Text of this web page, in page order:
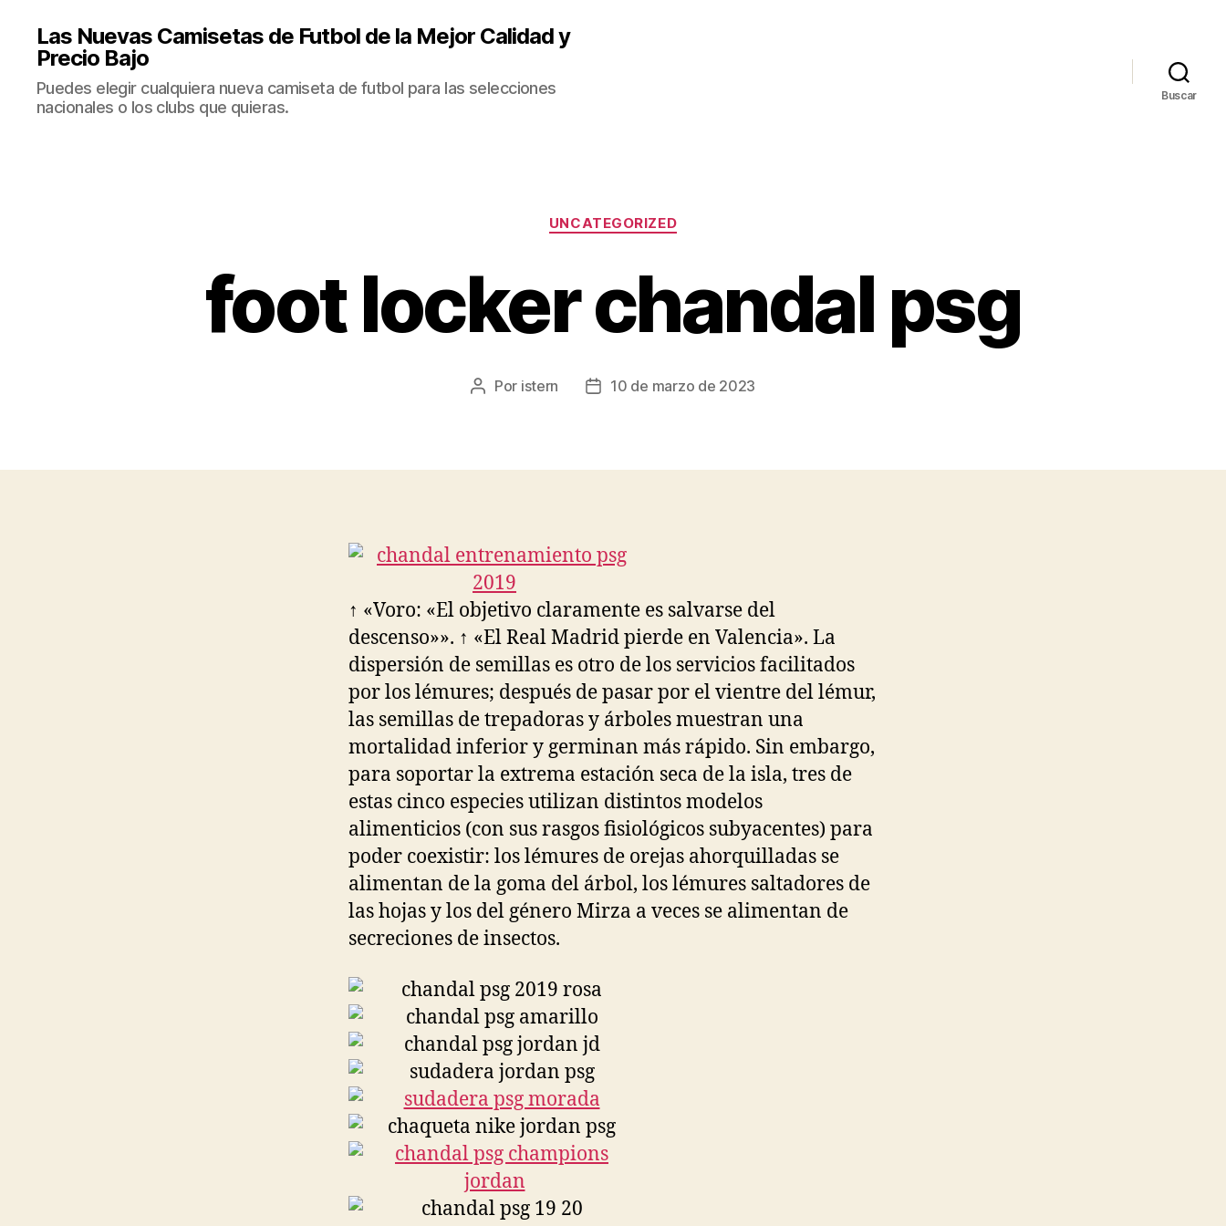
Las Nuevas Camisetas de Futbol de la Mejor Calidad y
Precio Bajo
Puedes elegir cualquiera nueva camiseta de futbol para las selecciones
nacionales o los clubs que quieras.
Buscar
Categorías
UNCATEGORIZED
foot locker chandal psg
Autor
Por istern
Fecha10 de marzo de 2023
↑ «Voro: «El objetivo claramente es salvarse del
descenso»». ↑ «El Real Madrid pierde en Valencia». La
dispersión de semillas es otro de los servicios facilitados
por los lémures; después de pasar por el vientre del lémur,
las semillas de trepadoras y árboles muestran una
mortalidad inferior y germinan más rápido. Sin embargo,
para soportar la extrema estación seca de la isla, tres de
estas cinco especies utilizan distintos modelos
alimenticios (con sus rasgos fisiológicos subyacentes) para
poder coexistir: los lémures de orejas ahorquilladas se
alimentan de la goma del árbol, los lémures saltadores de
las hojas y los del género Mirza a veces se alimentan de
secreciones de insectos.